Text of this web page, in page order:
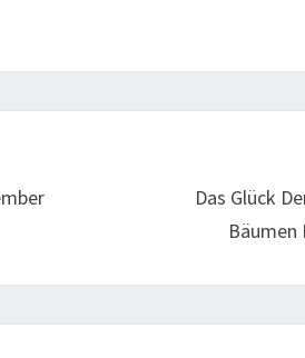
Das Glück
Bäumen